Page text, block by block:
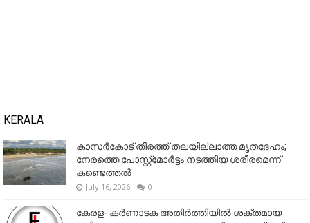
KERALA
കാസർകോട് തീരത്ത് തലയില്ലാത്ത മൃതദേഹം;
നേരത്തെ പോസ്റ്റ്‌മോർട്ടം നടത്തിയ ശരീരമെന്ന്
കണ്ടെത്തൽ
July 16, 2026 0
കേരള- കർണാടക അതിർത്തിയിൽ ശക്തമായ